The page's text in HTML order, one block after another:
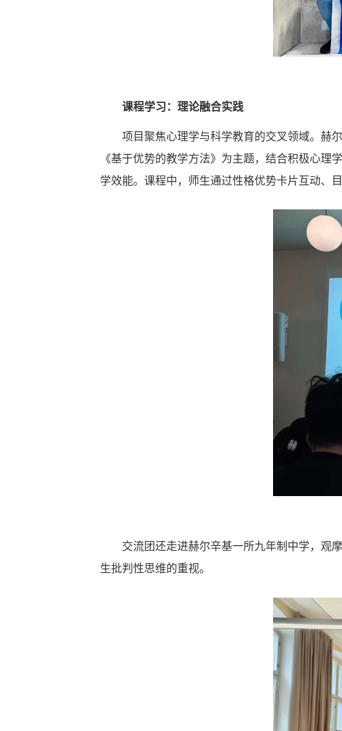
课程学习：理论融合实践
项目聚焦心理学与科学教育的交叉领域。赫
《基于优势的教学方法》为主题，结合积极心
学效能。课程中，师生通过性格优势卡片互动、
交流团还走进赫尔辛基一所九年制中学，观
生批判性思维的重视。